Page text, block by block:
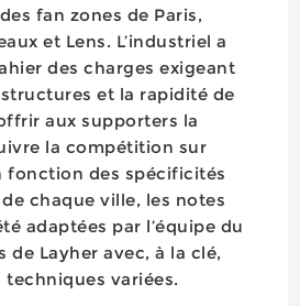
fan zones de Paris,
et Lens. L’industriel a
des charges exigeant
et la rapidité de
aux supporters la
la compétition sur
fonction des spécificités
chaque ville, les notes
adaptées par l’équipe du
de Layher avec, à la clé,
variées.